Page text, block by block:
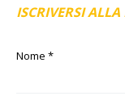
ISCRIVERSI
Nome *